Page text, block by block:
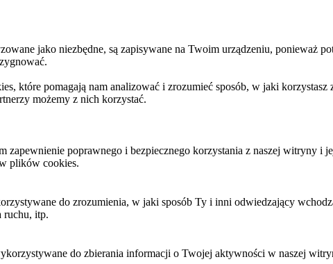
jako niezbędne, są zapisywane na Twoim urządzeniu, ponieważ
które pomagają nam analizować i zrozumieć sposób, w jaki
możemy z nich korzystać.
zapewnienie poprawnego i bezpiecznego korzystania z naszej witryny
plików cookies.
do zrozumienia, w jaki sposób Ty i inni odwiedzający
ruchu, itp.
do zbierania informacji o Twojej aktywności w naszej